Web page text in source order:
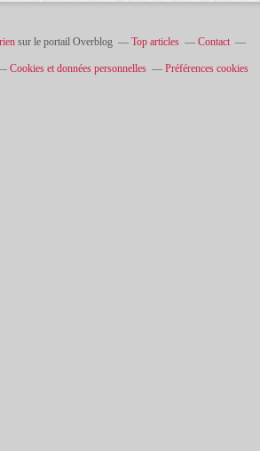
sur le portail Overblog Top articles Contact
Cookies et données personnelles Préférences cookies